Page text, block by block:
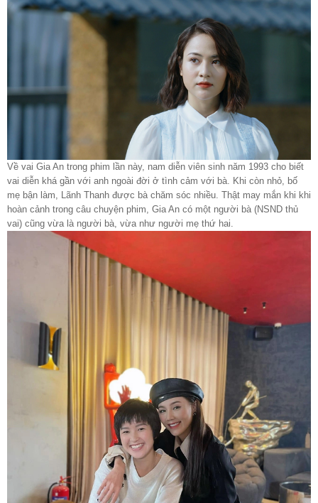
Về vai Gia An trong phim lần này, nam diễn viên sinh năm 1993 cho biết
vai diễn khá gần với anh ngoài đời ở tình cảm với bà. Khi còn nhỏ, bố
mẹ bận làm, Lãnh Thanh được bà chăm sóc nhiều. Thật may mắn khi khi
hoàn cảnh trong câu chuyện phim, Gia An có một người bà (NSND thủ
vai) cũng vừa là người bà, vừa như người mẹ thứ hai.